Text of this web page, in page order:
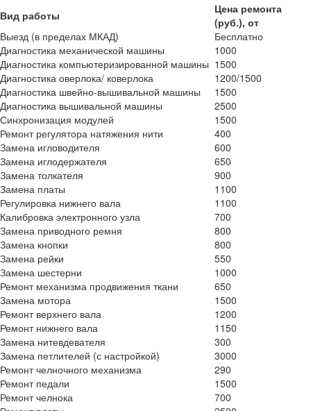
Вид работы
Цена ремонта
(руб.), от
Выезд (в пределах МКАД)
Бесплатно
Диагностика механической машины
1000
Диагностика компьютеризированной машины 1500
Диагностика оверлока/ коверлока
1200/1500
Диагностика швейно-вышивальной машины
1500
Диагностика вышивальной машины
2500
Синхронизация модулей
1500
Ремонт регулятора натяжения нити
400
Замена игловодителя
600
Замена иглодержателя
650
Замена толкателя
900
Замена платы
1100
Регулировка нижнего вала
1100
Калибровка электронного узла
700
Замена приводного ремня
800
Замена кнопки
800
Замена рейки
550
Замена шестерни
1000
Ремонт механизма продвижения ткани
650
Замена мотора
1500
Ремонт верхнего вала
1200
Ремонт нижнего вала
1150
Замена нитевдевателя
300
Замена петлителей (с настройкой)
3000
Ремонт челночного механизма
290
Ремонт педали
1500
Ремонт челнока
700